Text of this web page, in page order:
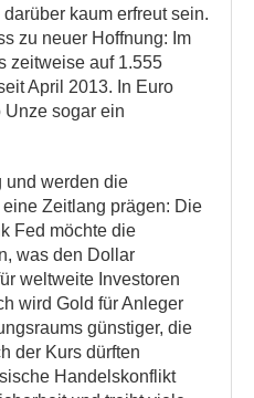
kaum erfreut sein.
zu neuer Hoffnung: Im
zeitweise auf 1.555
April 2013. In Euro
Unze sogar ein
und werden die
Zeitlang prägen: Die
Fed möchte die
was den Dollar
weltweite Investoren
wird Gold für Anleger
günstiger, die
der Kurs dürften
Handelskonflikt